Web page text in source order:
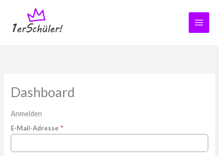
springen
Dashboard
Anmelden
E-Mail-Adresse *